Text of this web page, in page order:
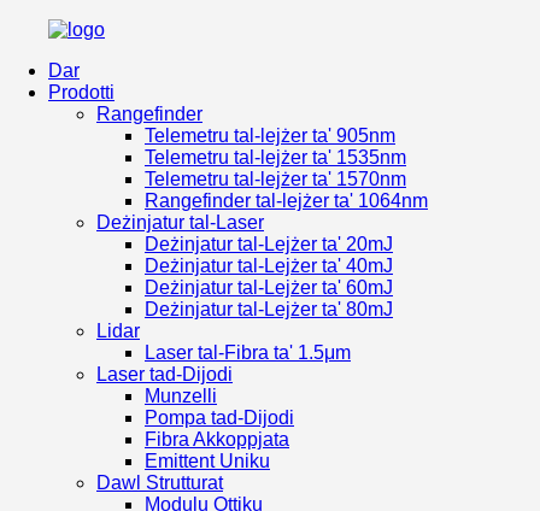
Dar
Prodotti
Rangefinder
Telemetru tal-lejżer ta' 905nm
Telemetru tal-lejżer ta' 1535nm
Telemetru tal-lejżer ta' 1570nm
Rangefinder tal-lejżer ta' 1064nm
Deżinjatur tal-Laser
Deżinjatur tal-Lejżer ta' 20mJ
Deżinjatur tal-Lejżer ta' 40mJ
Deżinjatur tal-Lejżer ta' 60mJ
Deżinjatur tal-Lejżer ta' 80mJ
Lidar
Laser tal-Fibra ta' 1.5μm
Laser tad-Dijodi
Munzelli
Pompa tad-Dijodi
Fibra Akkoppjata
Emittent Uniku
Dawl Strutturat
Modulu Ottiku